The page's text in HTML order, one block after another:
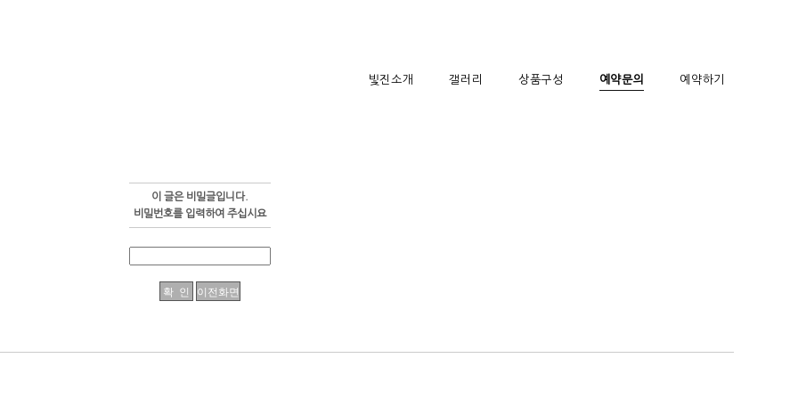
빛진소개 갤러리 상품구성 예약문의 예약하기
이 글은 비밀글입니다.
비밀번호를 입력하여 주십시요